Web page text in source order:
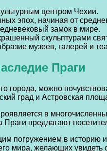
центром Чехии.
эпох, начиная от
замок в мире.
скульптурами
музеев, галерей и
Праги
города, можно
град и Астровская
в
Праги предлагают
погружением в историю
мира, желающих